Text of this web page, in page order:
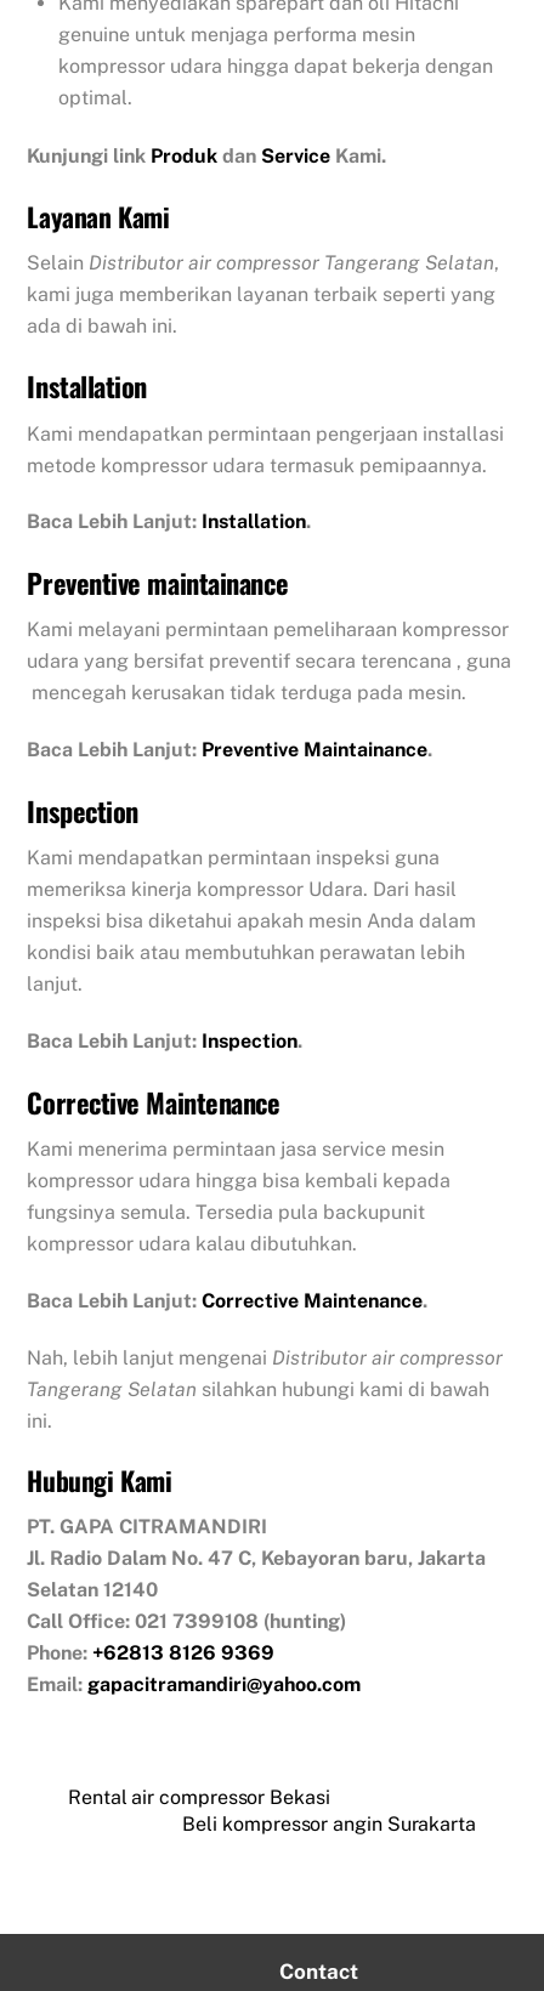
genuine untuk menjaga performa mesin
kompressor udara hingga dapat bekerja dengan
optimal.
Kunjungi link Produk dan Service Kami.
Layanan Kami
Selain Distributor air compressor Tangerang Selatan,
kami juga memberikan layanan terbaik seperti yang
ada di bawah ini.
Installation
Kami mendapatkan permintaan pengerjaan installasi
metode kompressor udara termasuk pemipaannya.
Baca Lebih Lanjut: Installation.
Preventive maintainance
Kami melayani permintaan pemeliharaan kompressor
udara yang bersifat preventif secara terencana , guna
mencegah kerusakan tidak terduga pada mesin.
Baca Lebih Lanjut: Preventive Maintainance.
Inspection
Kami mendapatkan permintaan inspeksi guna
memeriksa kinerja kompressor Udara. Dari hasil
inspeksi bisa diketahui apakah mesin Anda dalam
kondisi baik atau membutuhkan perawatan lebih
lanjut.
Baca Lebih Lanjut: Inspection.
Corrective Maintenance
Kami menerima permintaan jasa service mesin
kompressor udara hingga bisa kembali kepada
fungsinya semula. Tersedia pula backupunit
kompressor udara kalau dibutuhkan.
Baca Lebih Lanjut:Corrective Maintenance.
Nah, lebih lanjut mengenai Distributor air compressor
Tangerang Selatan silahkan hubungi kami di bawah
ini.
Hubungi Kami
PT. GAPA CITRAMANDIRI
Jl. Radio Dalam No. 47 C, Kebayoran baru, Jakarta
Selatan 12140
Call Office: 021 7399108 (hunting)
Phone: +62813 8126 9369
Email: gapacitramandiri@yahoo.com
Rental air compressor Bekasi
Beli kompressor angin Surakarta
Contact